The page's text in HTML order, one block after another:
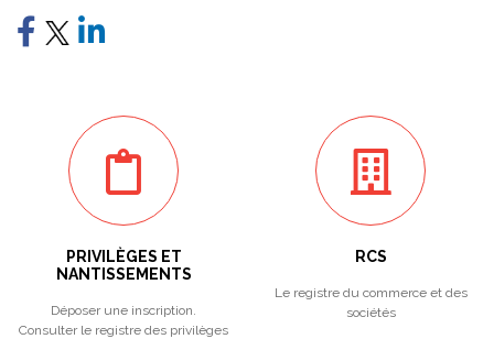
PRIVILÈGES ET
NANTISSEMENTS
Déposer une inscription.
Consulter le registre des privilèges
RCS
Le registre du commerce et des
sociétés